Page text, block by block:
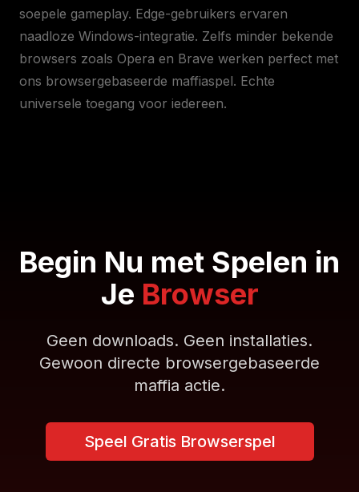
soepele gameplay. Edge-gebruikers ervaren
naadloze Windows-integratie. Zelfs minder bekende
browsers zoals Opera en Brave werken perfect met
ons browsergebaseerde maffiaspel. Echte
universele toegang voor iedereen.
Begin Nu met Spelen in
Je Browser
Geen downloads. Geen installaties.
Gewoon directe browsergebaseerde
maffia actie.
Speel Gratis Browserspel